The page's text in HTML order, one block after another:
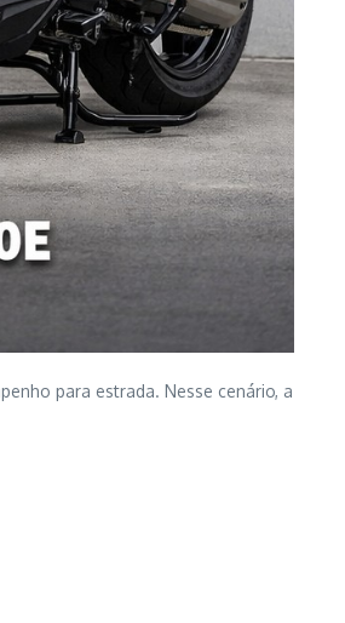
para estrada. Nesse cenário, a